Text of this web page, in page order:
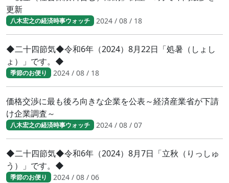
更新
八木宏之の経済時事ウォッチ 2024 / 08 / 18
◆二十四節気◆令和6年（2024）8月22日「処暑（しょし
ょ）」です。◆
季節のお便り 2024 / 08 / 18
価格交渉に最も後ろ向きな企業を公表～経済産業省が下請
け企業調査～
八木宏之の経済時事ウォッチ 2024 / 08 / 07
◆二十四節気◆令和6年（2024）8月7日「立秋（りっしゅ
う）」です。◆
季節のお便り 2024 / 08 / 06